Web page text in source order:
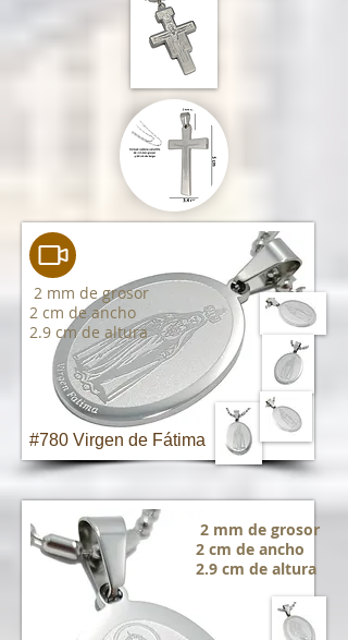
2 mm de grosor
2 cm de ancho
2.9 cm de altura
#780 Virgen de Fátima
2 mm de grosor
2 cm de ancho
2.9 cm de altura